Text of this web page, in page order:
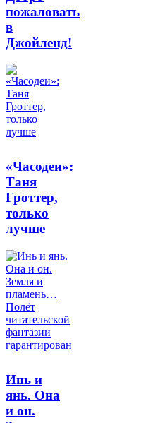
пожаловать
в
Джойленд!
«Часодеи»:
Таня
Гроттер,
только
лучше
Инь и
янь. Она
и он.